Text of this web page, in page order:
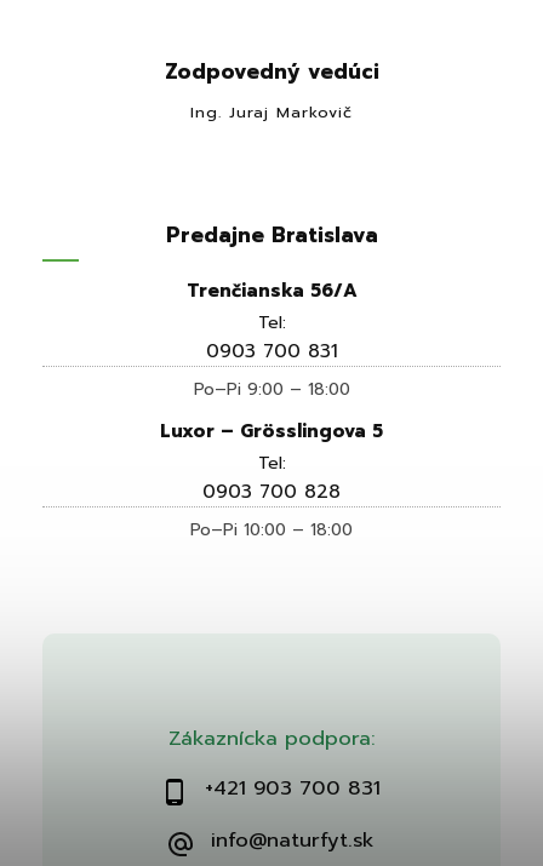
Zákaznícka podpora:
+421 903 700 831
info@naturfyt.sk
Zodpovedný vedúci
Ing. Juraj Markovič
Predajne Bratislava
Trenčianska 56/A
Tel:
0903 700 831
Po–Pi 9:00 – 18:00
Luxor – Grösslingova 5
Tel:
0903 700 828
Po–Pi 10:00 – 18:00